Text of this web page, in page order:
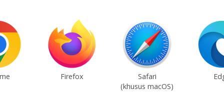
Firefox
Safari
(khusus macOS)